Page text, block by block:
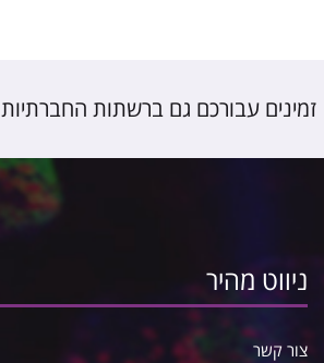
זמינים עבורכם גם ברשתות החברתיות
ניווט מהיר
צור קשר